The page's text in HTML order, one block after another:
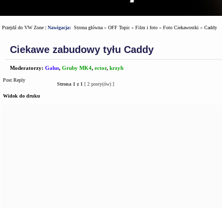
Przejdź do VW Zone | Nawigacja: Strona główna » OFF Topic » Film i foto » Foto Ciekawostki » Caddy
Ciekawe zabudowy tyłu Caddy
Moderatorzy: Galus, Gruby MK4, ector, krzyh
Post Reply
Strona 1 z 1 [ 2 posty(ów) ]
Widok do druku